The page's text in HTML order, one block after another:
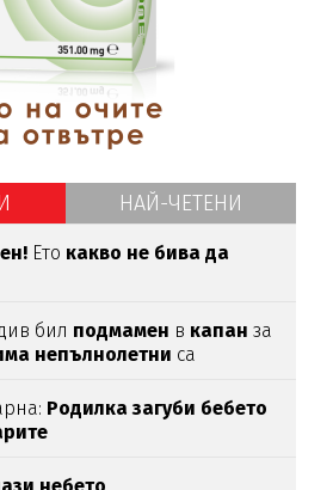
НАЙ-ЧЕТЕНИ
Ето какво не бива да
бил подмамен в капан за
непълнолетни са
Родилка загуби бебето